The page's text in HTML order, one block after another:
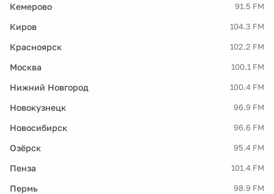
Кемерово 91.5 FM
Киров 104.3 FM
Красноярск 102.2 FM
Москва 100.1 FM
Нижний Новгород 100.4 FM
Новокузнецк 96.9 FM
Новосибирск 96.6 FM
Озёрск 95.4 FM
Пенза 101.4 FM
Пермь 98.9 FM